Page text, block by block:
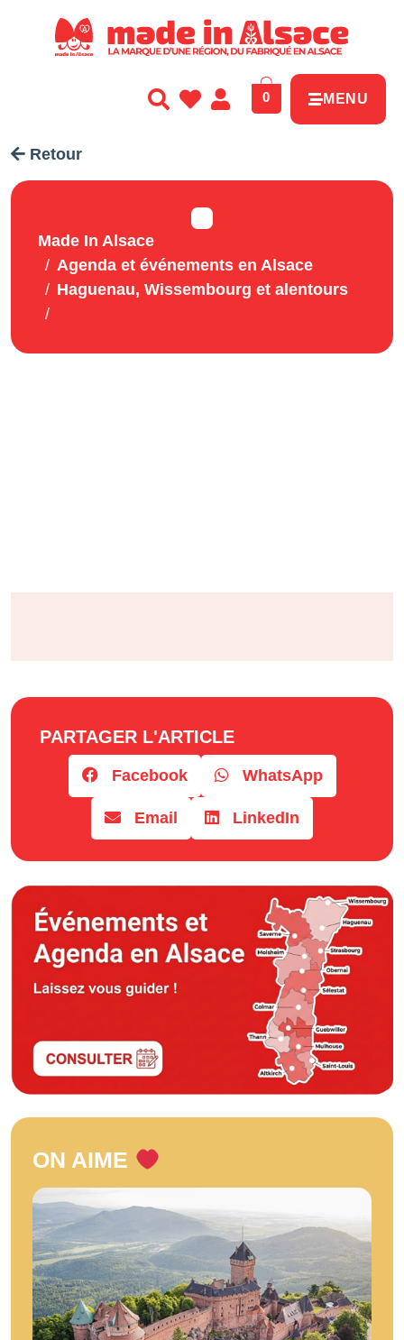
0 MENU
Retour
Made In Alsace
Agenda et événements en Alsace
Haguenau, Wissembourg et alentours
PARTAGER L'ARTICLE
Facebook WhatsApp
Email LinkedIn
ON AIME